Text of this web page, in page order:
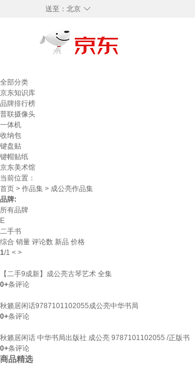
◇
送至： 北京
全部分类
京东知识库
品牌排行榜
普联摄像头
一体机
收纳包
键盘贴
键帽贴纸
京东美术馆
当前位置：
首页 > 作品集 > 成公亮作品集
品牌:
所有品牌
E
二手书
综合 销量 评论数 新品 价格
1/1 < >
【二手9成新】成公亮古琴艺术 全集
0+条评论
秋籁居闲话9787101102055成公亮中华书局
0+条评论
秋籁居闲话 中华书局出版社 成公亮 9787101102055 /正版书
0+条评论
商品精选